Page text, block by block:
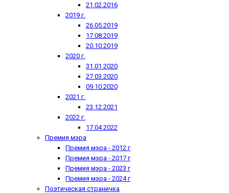
21.02.2016
2019 г.
26.05.2019
17.08.2019
20.10.2019
2020 г.
31.01.2020
27.03.2020
09.10.2020
2021 г.
23.12.2021
2022 г.
17.04.2022
Премия мэра
Премия мэра - 2012 г
Премия мэра - 2017 г
Премия мэра - 2023 г
Премия мэра - 2024 г
Поэтическая страничка